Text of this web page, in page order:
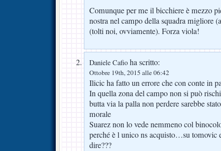
Comunque per me il bicchiere è mezzo
nostra nel campo della squadra migliore
(tolti noi, ovviamente). Forza viola!
Daniele Cafio ha scritto:
Ottobre 19th, 2015 alle 06:42
Ilicic ha fatto un errore che con conte in
In quella zona del campo non si può
butta via la palla non perdere sarebbe
morale
Suarez non lo vede nemmeno col
perché è l unico ns acquisto…su tomovic
dire???